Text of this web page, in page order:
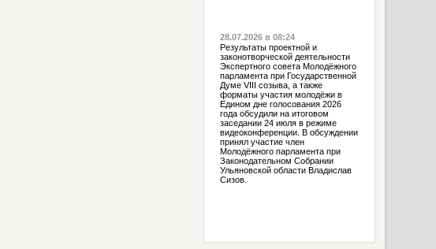
28.07.2026 в 08:24
Результаты проектной и
законотворческой деятельности
Экспертного совета Молодёжного
парламента при Государственной
Думе VIII созыва, а также
форматы участия молодёжи в
Едином дне голосования 2026
года обсудили на итоговом
заседании 24 июля в режиме
видеоконференции. В обсуждении
принял участие член
Молодёжного парламента при
Законодательном Собрании
Ульяновской области Владислав
Сизов.